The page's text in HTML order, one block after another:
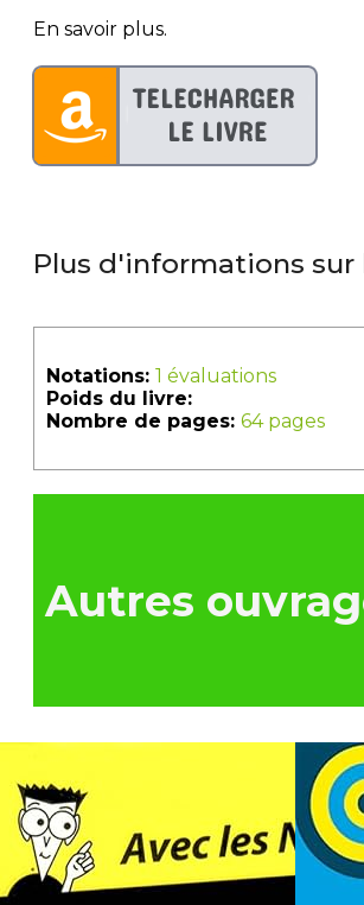
En savoir plus.
Plus d'informations sur
Notations: 1 évaluations
Poids du livre:
Nombre de pages: 64 pages
Autres